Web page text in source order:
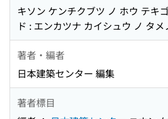
キソン ケンチクブツ ノ ホウ テキ
ド : エンカツナ カイシュウ ノ タ
著者・編者
日本建築センター 編集
著者標目